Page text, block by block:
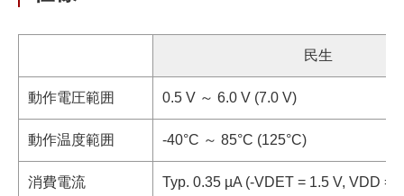
民生
動作電圧範囲 0.5 V ～ 6.0 V (7.0 V)
動作温度範囲 -40°C ～ 85°C (125°C)
消費電流 Typ. 0.35 µA (-VDET = 1.5 V, VDD =